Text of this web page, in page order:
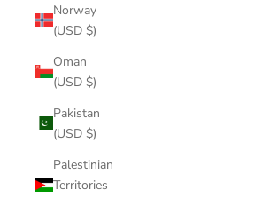
Norway
(USD $)
Oman
(USD $)
Pakistan
(USD $)
Palestinian
Territories